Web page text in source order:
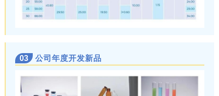
03 公司年度开发新品